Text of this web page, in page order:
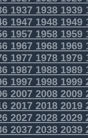
193719381939
194719481949
195719581959
196719681969
197719781979
198719881989
199719981999
200720082009
201720182019
202720282029
203720382039